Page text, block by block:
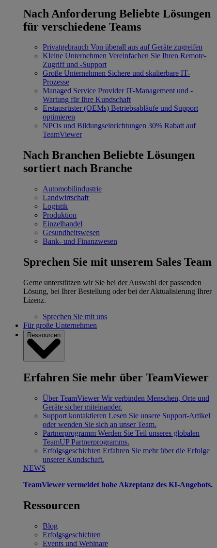
Nach Anforderung Beliebte Lösungen
für verschiedene Teams
Privatgebrauch Von überall aus auf Geräte zugreifen
Kleine Unternehmen Vereinfachen Sie Ihren Remote-
Zugriff und -Support
Große Unternehmen Sichere und skalierbare IT-
Prozesse
Managed Service Provider IT-Management und -
Wartung für Ihre Kundschaft
Erstausrüster (OEMs) Betriebsabläufe und Support
optimieren
NPOs und Bildungseinrichtungen 30% Rabatt auf
TeamViewer
Nach Branchen Beliebte Lösungen
sortiert nach Branche
Automobilindustrie
Landwirtschaft
Logistik
Produktion
Einzelhandel
Gesundheitswesen
Bank- und Finanzwesen
Sprechen Sie mit unserem Sales Team
Gerne unterstützen wir Sie bei der Auswahl der passenden
Lösung, bei Ihrer Bestellung oder bei der Aktualisierung Ihrer
Lizenz.
Sprechen Sie mit uns
Für große Unternehmen
Ressourcen
Erfahren Sie mehr über TeamViewer
Über TeamViewer Wir verbinden Menschen, Orte und
Geräte sicher miteinander.
Support kontaktieren Lesen Sie unsere Support-Artikel
oder wenden Sie sich an unser Team.
Partnerprogramm Werden Sie Teil unseres globalen
TeamUP Partnerprogramms.
Erfolgsgeschichten Erfahren Sie mehr über die Erfolge
unserer Kundschaft.
NEWS
TeamViewer vermeldet hohe Akzeptanz des KI-Angebots.
Ressourcen
Blog
Erfolgsgeschichten
Events und Webinare